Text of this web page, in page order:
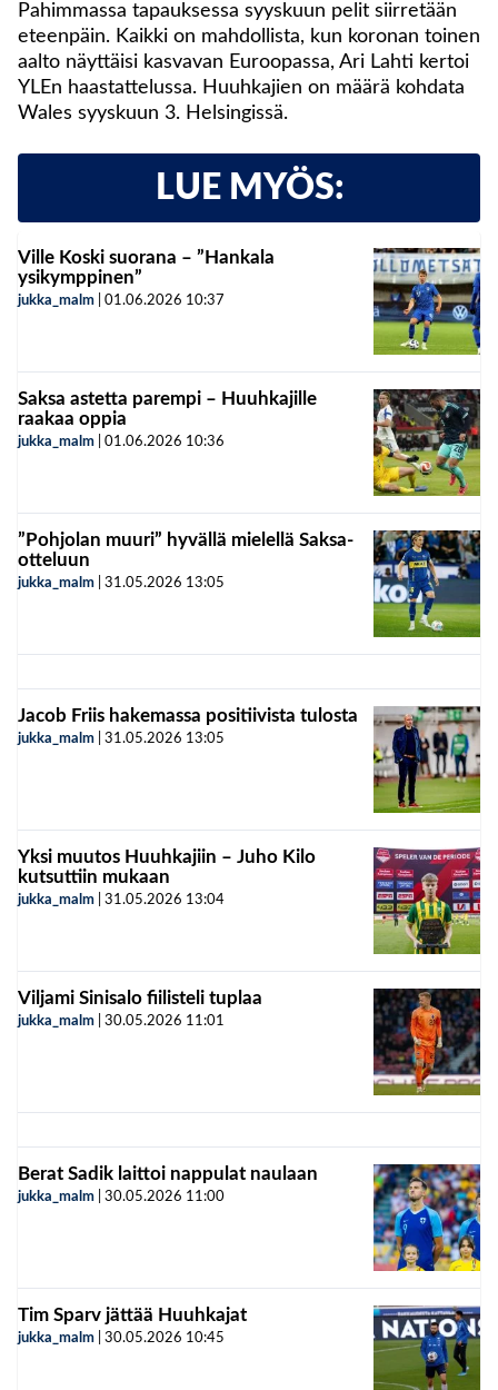
Pahimmassa tapauksessa syyskuun pelit siirretään
eteenpäin. Kaikki on mahdollista, kun koronan toinen
aalto näyttäisi kasvavan Euroopassa, Ari Lahti kertoi
YLEn haastattelussa. Huuhkajien on määrä kohdata
Wales syyskuun 3. Helsingissä.
LUE MYÖS:
Ville Koski suorana – ”Hankala
ysikymppinen”
jukka_malm 01.06.2026 10:37
Saksa astetta parempi – Huuhkajille
raakaa oppia
jukka_malm 01.06.2026 10:36
”Pohjolan muuri” hyvällä mielellä Saksa-
otteluun
jukka_malm 31.05.2026 13:05
Jacob Friis hakemassa positiivista tulosta
jukka_malm 31.05.2026 13:05
Yksi muutos Huuhkajiin – Juho Kilo
kutsuttiin mukaan
jukka_malm 31.05.2026 13:04
Viljami Sinisalo fiilisteli tuplaa
jukka_malm 30.05.2026 11:01
Berat Sadik laittoi nappulat naulaan
jukka_malm 30.05.2026 11:00
Tim Sparv jättää Huuhkajat
jukka_malm 30.05.2026 10:45